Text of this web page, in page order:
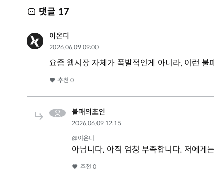
댓글 17
이온디
2026.06.09 09:00
요즘 웹시장 자체가 폭발적인게 아니라, 이런
추천 0
불패의초인
2026.06.09 12:15
@이온디
아닙니다. 아직 엄청 부족합니다. 저에게
추천 0